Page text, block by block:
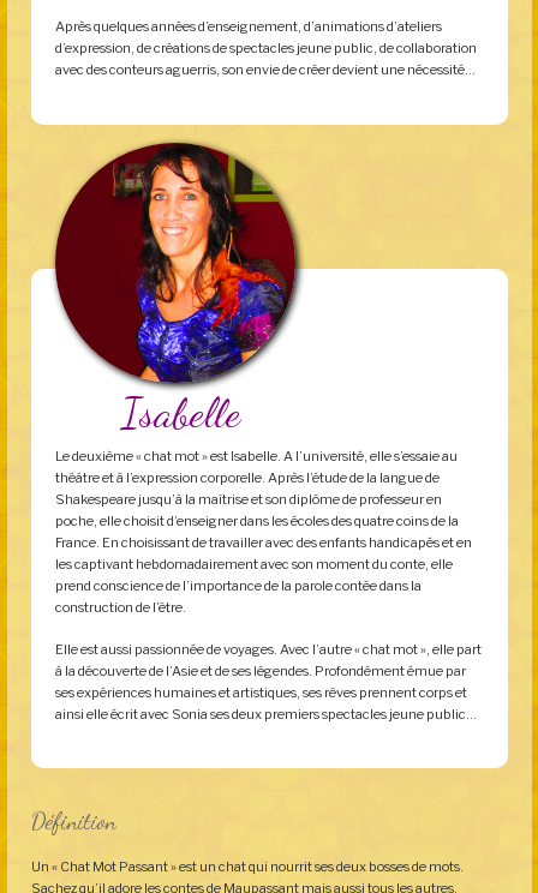
Après quelques années d’enseignement, d’animations d’ateliers
d’expression, de créations de spectacles jeune public, de collaboration
avec des conteurs aguerris, son envie de créer devient une nécessité…
Isabelle
Le deuxième « chat mot » est Isabelle. A l’université, elle s’essaie au
théâtre et à l’expression corporelle. Après l’étude de la langue de
Shakespeare jusqu’à la maîtrise et son diplôme de professeur en
poche, elle choisit d’enseigner dans les écoles des quatre coins de la
France. En choisissant de travailler avec des enfants handicapés et en
les captivant hebdomadairement avec son moment du conte, elle
prend conscience de l’importance de la parole contée dans la
construction de l’être.
Elle est aussi passionnée de voyages. Avec l’autre « chat mot », elle part
à la découverte de l’Asie et de ses légendes. Profondément émue par
ses expériences humaines et artistiques, ses rêves prennent corps et
ainsi elle écrit avec Sonia ses deux premiers spectacles jeune public…
Définition
Un « Chat Mot Passant » est un chat qui nourrit ses deux bosses de mots.
Sachez qu’il adore les contes de Maupassant mais aussi tous les autres.